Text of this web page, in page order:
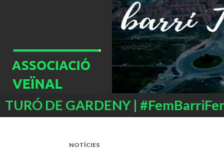
TURÓ DE GARDENY |
Buscar
NOTÍCIES